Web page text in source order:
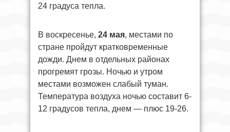
24 градуса тепла.
В воскресенье, 24 мая, местами по
стране пройдут кратковременные
дожди. Днем в отдельных районах
прогремят грозы. Ночью и утром
местами возможен слабый туман.
Температура воздуха ночью составит 6-
12 градусов тепла, днем — плюс 19-26.